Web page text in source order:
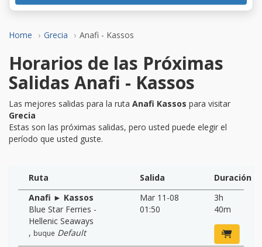
Home Grecia Anafi - Kassos
Horarios de las Próximas
Salidas Anafi - Kassos
Las mejores salidas para la ruta Anafi Kassos para visitar
Grecia
Estas son las próximas salidas, pero usted puede elegir el
período que usted guste.
Ruta Salida
Duración
Anafi ► Kassos
Blue Star Ferries -
Hellenic Seaways
, buque Default
Mar 11-08
01:50
3h
40m